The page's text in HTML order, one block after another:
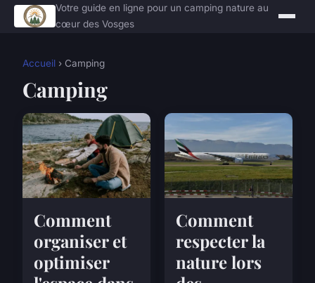
Votre guide en ligne pour un camping nature au
cœur des Vosges
Accueil › Camping
Camping
Comment
organiser et
optimiser
Comment
respecter la
nature lors